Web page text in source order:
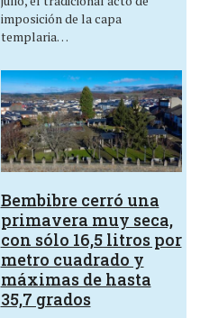
imposición de la capa
templaria…
Bembibre cerró una
primavera muy seca,
con sólo 16,5 litros por
metro cuadrado y
máximas de hasta
35,7 grados